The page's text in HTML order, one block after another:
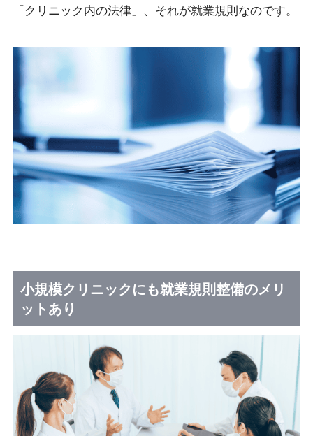
「クリニック内の法律」、それが就業規則なのです。
小規模クリニックにも就業規則整備のメリ
ットあり